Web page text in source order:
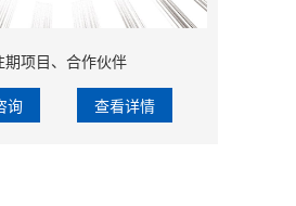
期项目、合作伙伴
询 查看详情